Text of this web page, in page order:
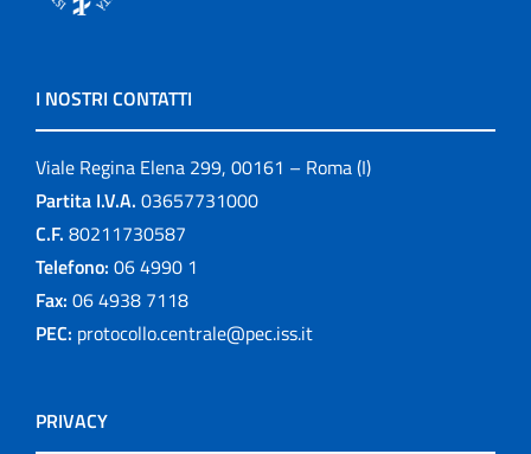
I NOSTRI CONTATTI
Viale Regina Elena 299, 00161 – Roma (I)
Partita I.V.A. 03657731000
C.F. 80211730587
Telefono: 06 4990 1
Fax: 06 4938 7118
PEC: protocollo.centrale@pec.iss.it
PRIVACY